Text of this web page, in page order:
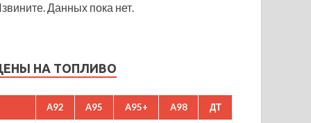
Данных пока нет.
НА ТОПЛИВО
A92 A95 A95+ A98 ДТ